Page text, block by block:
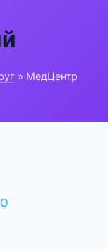
» МедЦентр